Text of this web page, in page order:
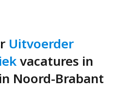
Uitvoerder
vacatures in
Noord-Brabant